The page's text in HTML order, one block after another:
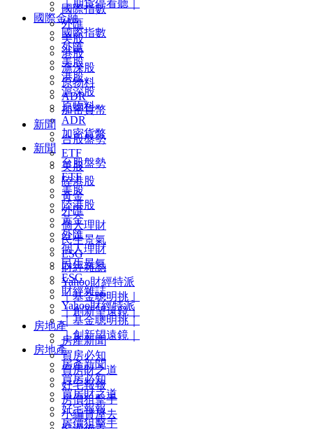
｜期貨停看聽｜
國際金融
國際指數
外匯
美股
港股
滬深股
原物料
ADR
加密貨幣
新聞
台股盤勢
ETF
美股
陸港股
黃金
外匯
個人理財
民生景氣
ESG
財經雜誌
Yahoo財經特派
｜基金聰明挑｜
｜創新望遠鏡｜
房地產
房產新聞
買房必知
買房財之道
好宅報報
房價狙擊手
國際指數
外匯
美股
港股
滬深股
原物料
ADR
加密貨幣
新聞
台股盤勢
ETF
美股
陸港股
黃金
外匯
個人理財
民生景氣
ESG
財經雜誌
Yahoo財經特派
｜基金聰明挑｜
｜創新望遠鏡｜
房地產
房產新聞
買房必知
買房財之道
好宅報報
房價狙擊手
小編賞屋去